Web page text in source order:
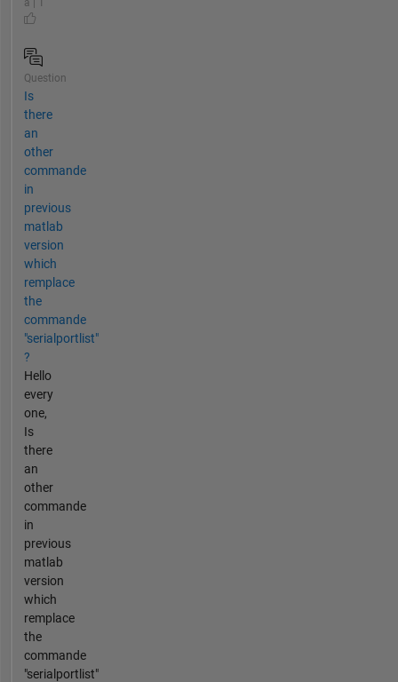
a | 1
Question
Is
there
an
other
commande
in
previous
matlab
version
which
remplace
the
commande
"serialportlist"
?
Hello
every
one,
Is
there
an
other
commande
in
previous
matlab
version
which
remplace
the
commande
"serialportlist"